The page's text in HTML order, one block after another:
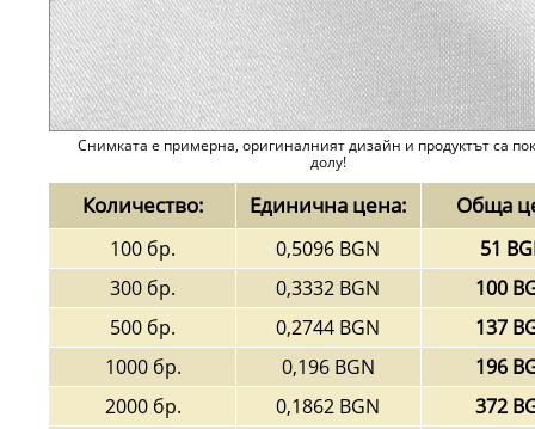
Снимката е примерна, оригиналният дизайн и продуктът са
долу!
Количество: Единична цена: Обща
100 бр. 0,5096 BGN
51
300 бр.
0,3332 BGN
100
500 бр.
0,2744 BGN
137
1000 бр.
0,196 BGN
196
2000 бр.
0,1862 BGN
372